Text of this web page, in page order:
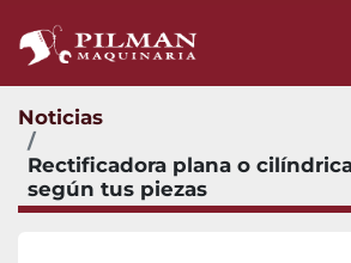
Noticias
Rectificadora plana o
según tus piezas